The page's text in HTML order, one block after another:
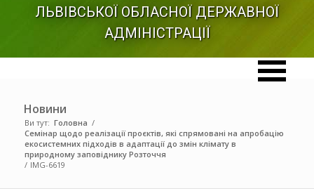
ЛЬВІВСЬКОЇ ОБЛАСНОЇ ДЕРЖАВНОЇ
АДМІНІСТРАЦІЇ
Новини
Ви тут: Головна /
Семінар щодо реалізації проєктів, які спрямовані на апробацію
екосистемних підходів в адаптації до змін клімату в
природному заповіднику Розточчя
/ IMG-6619